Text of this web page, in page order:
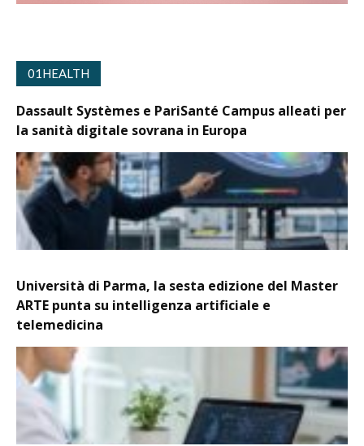
01HEALTH
Dassault Systèmes e PariSanté Campus alleati per
la sanità digitale sovrana in Europa
Università di Parma, la sesta edizione del Master
ARTE punta su intelligenza artificiale e
telemedicina